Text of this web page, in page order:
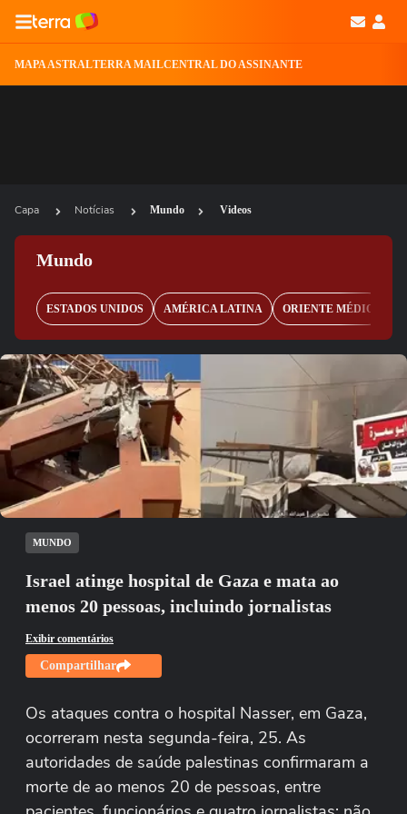
MAPA ASTRALTERRA MAILCENTRAL DO ASSINANTE
Capa Notícias Mundo Videos
Mundo
ESTADOS UNIDOS AMÉRICA LATINA ORIENTE MÉDIO
Ops!
Não foi possível reproduzir o vídeo
Tentar novamente
MUNDO
Israel atinge hospital de Gaza e mata ao
menos 20 pessoas, incluindo jornalistas
Exibir comentários
Compartilhar
Os ataques contra o hospital Nasser, em Gaza,
ocorreram nesta segunda-feira, 25. As
autoridades de saúde palestinas confirmaram a
morte de ao menos 20 de pessoas, entre